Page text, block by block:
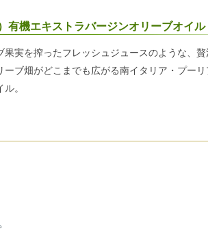
有機エキストラバージンオリーブオイル
果実を搾ったフレッシュジュースのような、贅
ーブ畑がどこまでも広がる南イタリア・プー
。